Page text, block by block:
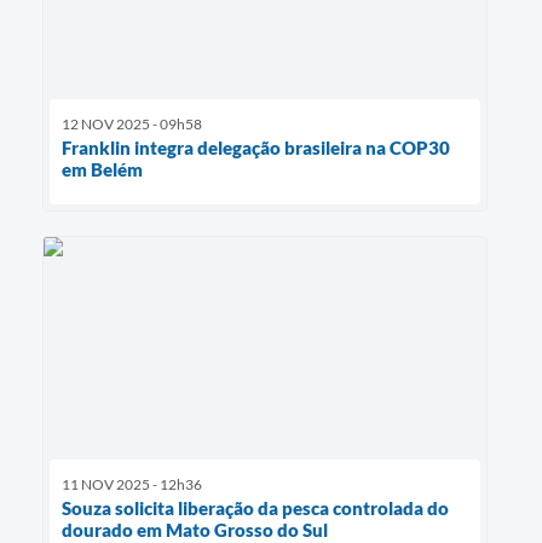
12 NOV 2025 - 09h58
Franklin integra delegação brasileira na COP30
em Belém
11 NOV 2025 - 12h36
Souza solicita liberação da pesca controlada do
dourado em Mato Grosso do Sul